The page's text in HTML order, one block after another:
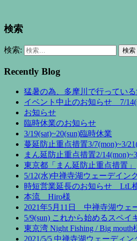
検索
検索:
Recently Blog
猛暑の為、多摩川で行ってい
イベント中止のお知らせ 7/
お知らせ
臨時休業のお知らせ
3/19(sat)~20(sun)臨時休業
蔓延防止重点措置3/7(mon)~3/
まん延防止重点措置2/
東京都「まん延防止重点措置」
5/12(水)中禅寺湖ウェーデイン
時短営業延長のお知らせ LtL
本流 Hiro様
2021年5月11日 中禅寺湖ウ
5/9(sun) これから始めるスペイ
東京湾 Night Fishing / Big mouth
2021/5/5 中禅寺湖ウェーディ